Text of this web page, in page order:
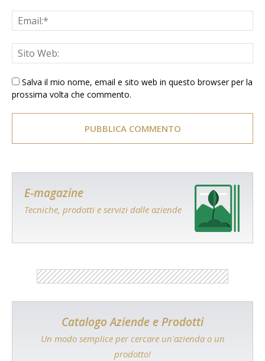
Salva il mio nome, email e sito web in questo browser per la
prossima volta che commento.
E-magazine
Tecniche, prodotti e servizi dalle aziende
Catalogo Aziende e Prodotti
Un modo semplice per cercare un'azienda o un
prodotto!